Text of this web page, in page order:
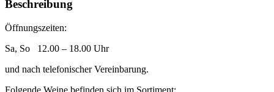
Beschreibung
Öffnungszeiten:
Sa, So 12.00 – 18.00 Uhr
und nach telefonischer Vereinbarung.
Folgende Weine befinden sich im Sortiment: